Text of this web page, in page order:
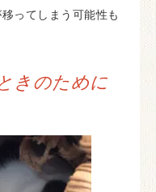
ってしまう可能性も
きのために